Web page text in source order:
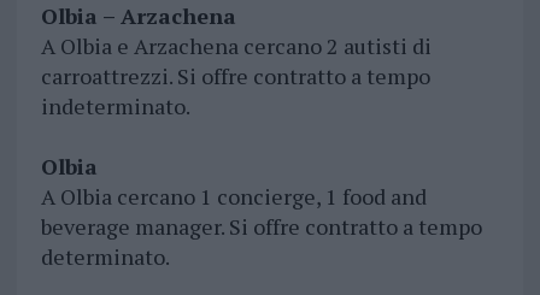
Olbia – Arzachena
A Olbia e Arzachena cercano 2 autisti di
carroattrezzi. Si offre contratto a tempo
indeterminato.
Olbia
A Olbia cercano 1 concierge, 1 food and
beverage manager. Si offre contratto a tempo
determinato.